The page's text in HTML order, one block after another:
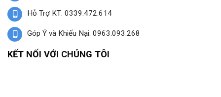
Hỗ Trợ KT: 0339.472.614
Góp Ý và Khiếu Nại: 0963.093.268
KẾT NỐI VỚI CHÚNG TÔI